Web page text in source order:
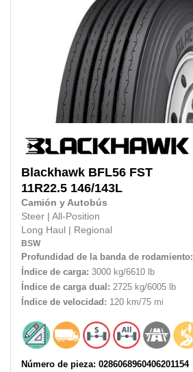
Blackhawk BFL56 FST
11R22.5 146/143L
Camión y Autobús
Steer | All-Position
Long Haul | Regional
BSW
Profundidad de la banda de rodamiento:
Índice de carga: 3000 kg/6610 lb
Índice de carga dual: 2725 kg/6005 lb
Índice de velocidad: 120 km/75 mi
Número de pieza: 0286068960406201154